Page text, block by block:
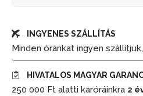
INGYENES SZÁLLÍTÁS
Minden óránkat ingyen
HIVATALOS MAGYAR
250 000 Ft alatti karóráinkra 2